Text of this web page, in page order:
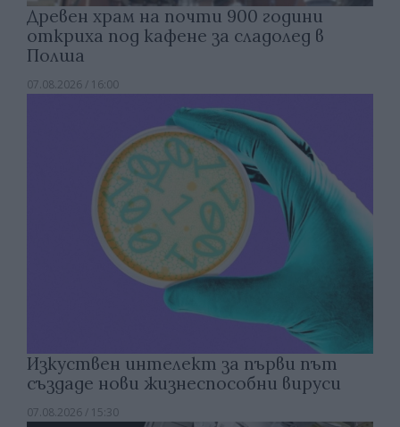
Древен храм на почти 900 години
откриха под кафене за сладолед в
Полша
07.08.2026 / 16:00
Изкуствен интелект за първи път
създаде нови жизнеспособни вируси
07.08.2026 / 15:30